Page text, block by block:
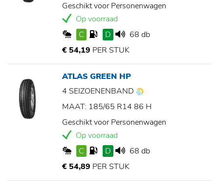
Geschikt voor Personenwagen
Op voorraad
C
D
68 db
€ 54,19 PER STUK
ATLAS GREEN HP
4 SEIZOENENBAND
MAAT: 185/65 R14 86 H
Geschikt voor Personenwagen
Op voorraad
C
D
68 db
€ 54,89 PER STUK